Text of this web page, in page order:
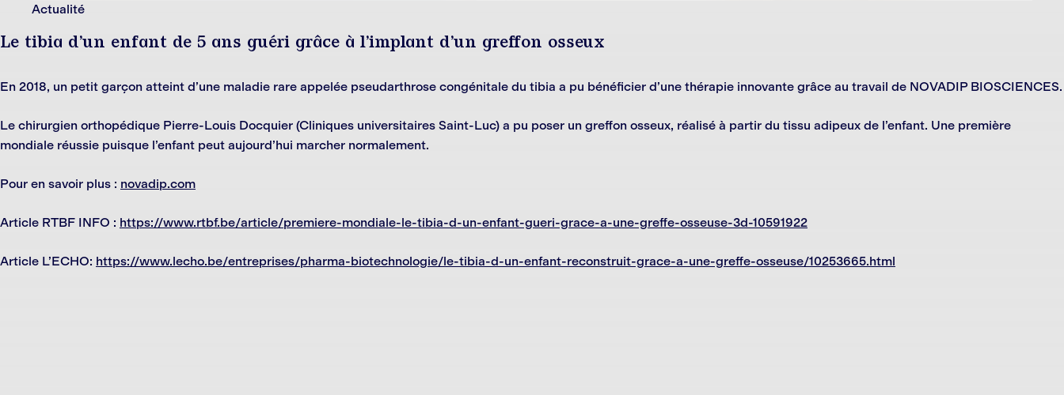
Actualité
Le tibia d’un enfant de 5 ans guéri grâce à l’implant d’un greffon osseux
En 2018, un petit garçon atteint d’une maladie rare appelée pseudarthrose congénitale du tibia a pu bénéficier d’une thérapie innovante grâce au travail de NOVADIP BIOSCIENCES.
Le chirurgien orthopédique Pierre-Louis Docquier (Cliniques universitaires Saint-Luc) a pu poser un greffon osseux, réalisé à partir du tissu adipeux de l’enfant. Une première
mondiale réussie puisque l’enfant peut aujourd’hui marcher normalement.
Pour en savoir plus : novadip.com
Article RTBF INFO : https://www.rtbf.be/article/premiere-mondiale-le-tibia-d-un-enfant-gueri-grace-a-une-greffe-osseuse-3d-10591922
Article L’ECHO: https://www.lecho.be/entreprises/pharma-biotechnologie/le-tibia-d-un-enfant-reconstruit-grace-a-une-greffe-osseuse/10253665.html